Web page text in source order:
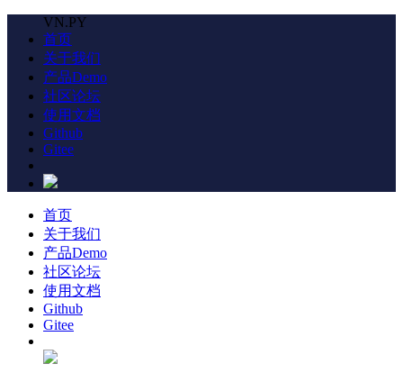
VN.PY
首页
关于我们
产品Demo
社区论坛
使用文档
Github
Gitee
首页
关于我们
产品Demo
社区论坛
使用文档
Github
Gitee